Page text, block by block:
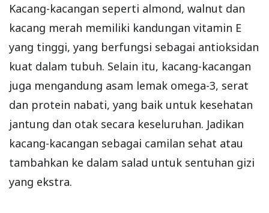
Kacang-kacangan seperti almond, walnut dan
kacang merah memiliki kandungan vitamin E
yang tinggi, yang berfungsi sebagai antioksidan
kuat dalam tubuh. Selain itu, kacang-kacangan
juga mengandung asam lemak omega-3, serat
dan protein nabati, yang baik untuk kesehatan
jantung dan otak secara keseluruhan. Jadikan
kacang-kacangan sebagai camilan sehat atau
tambahkan ke dalam salad untuk sentuhan gizi
yang ekstra.